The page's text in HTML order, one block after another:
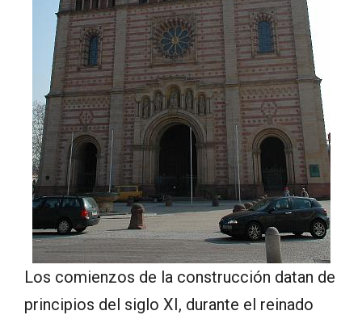
Los comienzos de la construcción datan de
principios del siglo XI, durante el reinado